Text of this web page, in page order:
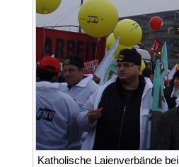
Katholische Laienverbände